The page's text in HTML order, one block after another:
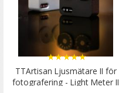
TTArtisan Ljusmätare II för
fotografering - Light Meter II
★★★★★